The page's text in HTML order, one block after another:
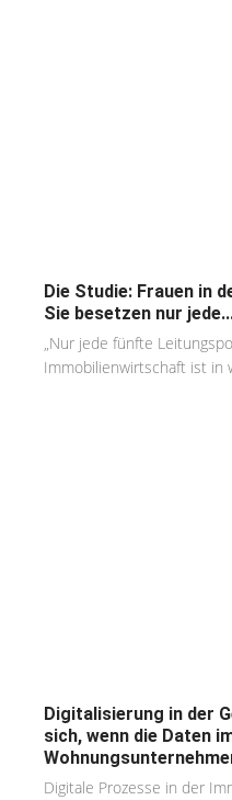
Die Studie: Frauen in
Sie besetzen nur
„Nur jede fünfte
Immobilienwirtschaft ist in
Digitalisierung in der
sich, wenn die Daten
Digitale Prozesse in der